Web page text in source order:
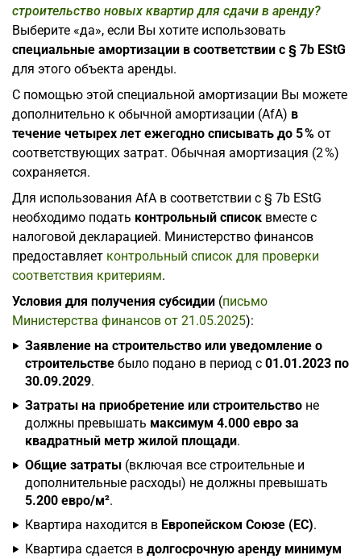
строительство новых квартир для сдачи в аренду?
Выберите «да», если Вы хотите использовать
специальные амортизации в соответствии с § 7b EStG
для этого объекта аренды.
С помощью этой специальной амортизации Вы можете
дополнительно к обычной амортизации (AfA) в
течение четырех лет ежегодно списывать до 5 % от
соответствующих затрат. Обычная амортизация (2 %)
сохраняется.
Для использования AfA в соответствии с § 7b EStG
необходимо подать контрольный список вместе с
налоговой декларацией. Министерство финансов
предоставляет контрольный список для проверки
соответствия критериям.
Условия для получения субсидии (письмо
Министерства финансов от 21.05.2025):
Заявление на строительство или уведомление о
строительстве было подано в период с 01.01.2023 по
30.09.2029.
Затраты на приобретение или строительство не
должны превышать максимум 4.000 евро за
квадратный метр жилой площади.
Общие затраты (включая все строительные и
дополнительные расходы) не должны превышать
5.200 евро/м².
Квартира находится в Европейском Союзе (ЕС).
Квартира сдается в долгосрочную аренду минимум